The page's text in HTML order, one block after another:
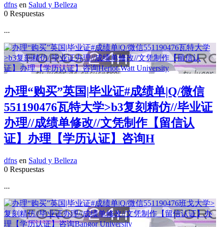
dfns en Salud y Belleza
0 Respuestas
...
办理“购买”英国|毕业证#成绩单|Q/微信
551190476瓦特大学>b3复刻精仿//毕业证
办理//成绩单修改//文凭制作【留信认
证】办理【学历认证】咨询H
dfns en Salud y Belleza
0 Respuestas
...